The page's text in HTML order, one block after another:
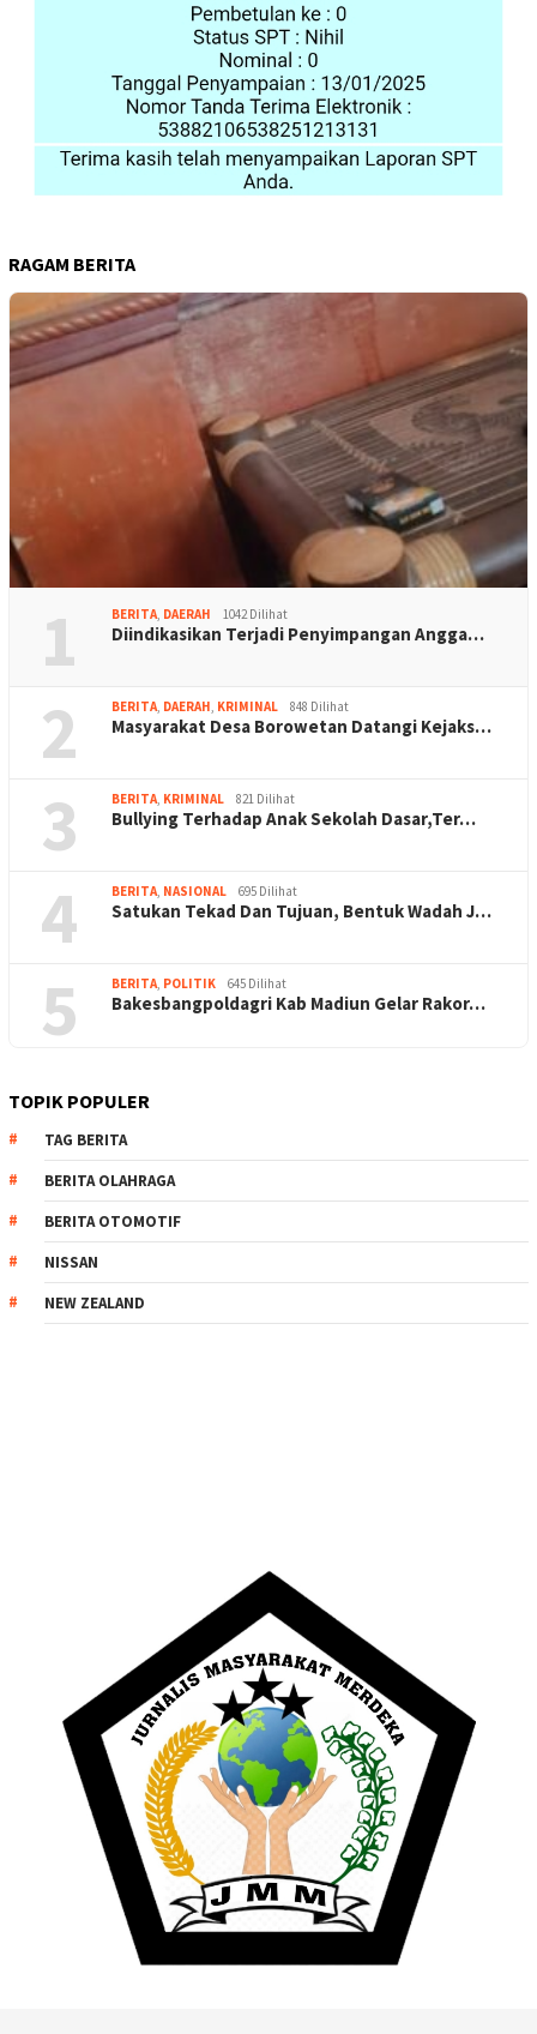
RAGAM BERITA
1 BERITA DAERAH 1042 Dilihat
Diindikasikan Terjadi Penyimpangan Angga…
2 BERITA DAERAH KRIMINAL 848 Dilihat
Masyarakat Desa Borowetan Datangi Kejaks…
3 BERITA KRIMINAL 821 Dilihat
Bullying Terhadap Anak Sekolah Dasar,Ter…
4 BERITA NASIONAL 695 Dilihat
Satukan Tekad Dan Tujuan, Bentuk Wadah J…
5 BERITA POLITIK 645 Dilihat
Bakesbangpoldagri Kab Madiun Gelar Rakor…
TOPIK POPULER
TAG BERITA
BERITA OLAHRAGA
BERITA OTOMOTIF
NISSAN
NEW ZEALAND